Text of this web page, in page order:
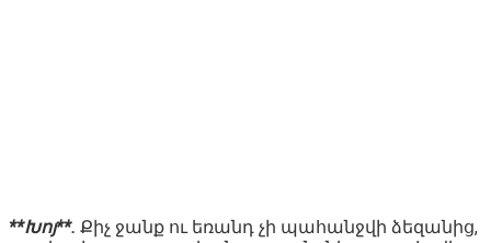
**Խոյ**. Քիչ ջանք ու եռանդ չի պահանջվի ձեզանից,